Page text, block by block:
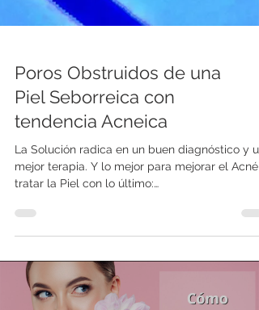
Poros Obstruidos de una
Piel Seborreica con
tendencia Acneica
La Solución radica en un buen diagnóstico y
tratar la Piel con lo último:
tu Piel.